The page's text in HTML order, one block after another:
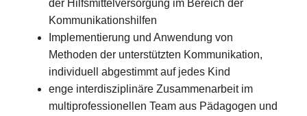
der Hilfsmittelversorgung im Bereich der
Kommunikationshilfen
Implementierung und Anwendung von
Methoden der unterstützten Kommunikation,
individuell abgestimmt auf jedes Kind
enge interdisziplinäre Zusammenarbeit im
multiprofessionellen Team aus Pädagogen und